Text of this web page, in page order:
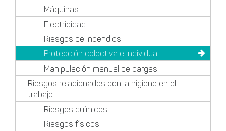
Máquinas
Electricidad
Riesgos de incendios
Protección colectiva e individual
Manipulación manual de cargas
Riesgos relacionados con la higiene en el
trabajo
Riesgos químicos
Riesgos físicos